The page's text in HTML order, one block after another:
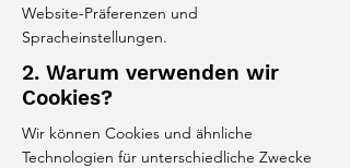
Website-Präferenzen und
Spracheinstellungen.
2. Warum verwenden wir
Cookies?
Wir können Cookies und ähnliche
Technologien für unterschiedliche Zwecke